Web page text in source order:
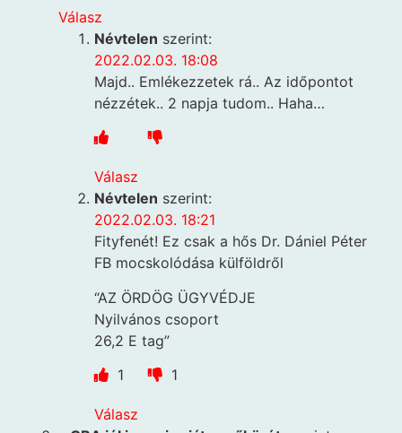
Válasz
Névtelen szerint:
2022.02.03. 18:08
Majd.. Emlékezzetek rá.. Az időpontot
nézzétek.. 2 napja tudom.. Haha…
Válasz
Névtelen szerint:
2022.02.03. 18:21
Fityfenét! Ez csak a hős Dr. Dániel Péter
FB mocskolódása külföldről
“AZ ÖRDÖG ÜGYVÉDJE
Nyilvános csoport
26,2 E tag”
1
1
Válasz